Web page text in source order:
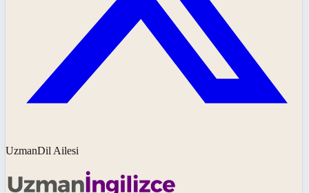
UzmanDil Ailesi